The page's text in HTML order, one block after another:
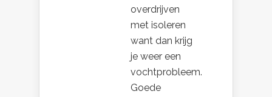
overdrijven
met isoleren
want dan krijg
je weer een
vochtprobleem.
Goede